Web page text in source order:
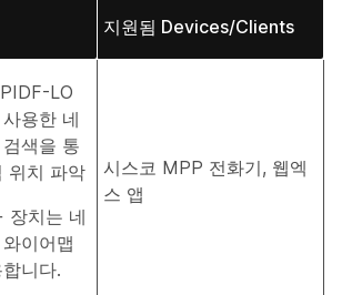
지원됨 Devices/Clients
LO
용한 네
색을 통
위치 파악
장치는 네
이어맵
니다.
시스코 MPP 전화기, 웹엑
스 앱